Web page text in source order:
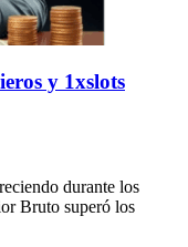
y 1xslots
durante los
Bruto superó los